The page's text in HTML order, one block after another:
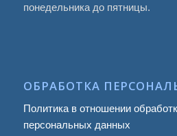
понедельника до пятницы.
ОБРАБОТКА
Политика в отношении
персональных данных